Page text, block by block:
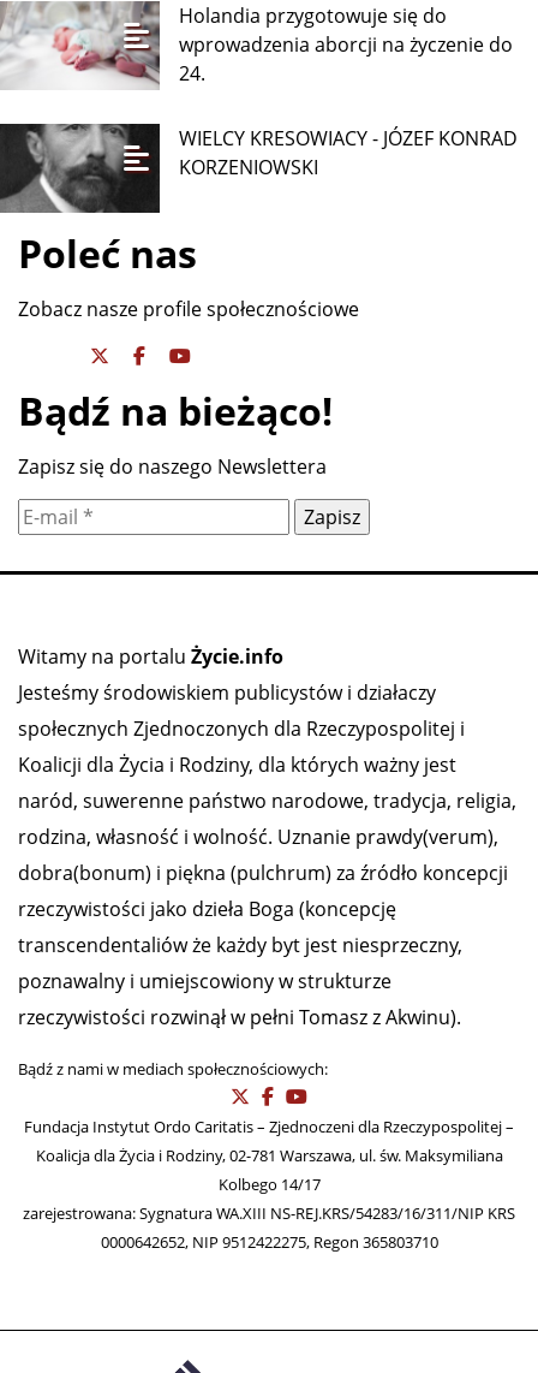
Holandia przygotowuje się do
wprowadzenia aborcji na życzenie do
24.
WIELCY KRESOWIACY - JÓZEF KONRAD
KORZENIOWSKI
Poleć nas
Zobacz nasze profile społecznościowe
Bądź na bieżąco!
Zapisz się do naszego Newslettera
Witamy na portalu Życie.info
Jesteśmy środowiskiem publicystów i działaczy
społecznych Zjednoczonych dla Rzeczypospolitej i
Koalicji dla Życia i Rodziny, dla których ważny jest
naród, suwerenne państwo narodowe, tradycja, religia,
rodzina, własność i wolność. Uznanie prawdy(verum),
dobra(bonum) i piękna (pulchrum) za źródło koncepcji
rzeczywistości jako dzieła Boga (koncepcję
transcendentaliów że każdy byt jest niesprzeczny,
poznawalny i umiejscowiony w strukturze
rzeczywistości rozwinął w pełni Tomasz z Akwinu).
Bądź z nami w mediach społecznościowych:
Fundacja Instytut Ordo Caritatis – Zjednoczeni dla Rzeczypospolitej –
Koalicja dla Życia i Rodziny, 02-781 Warszawa, ul. św. Maksymiliana
Kolbego 14/17
zarejestrowana: Sygnatura WA.XIII NS-REJ.KRS/54283/16/311/NIP KRS
0000642652, NIP 9512422275, Regon 365803710